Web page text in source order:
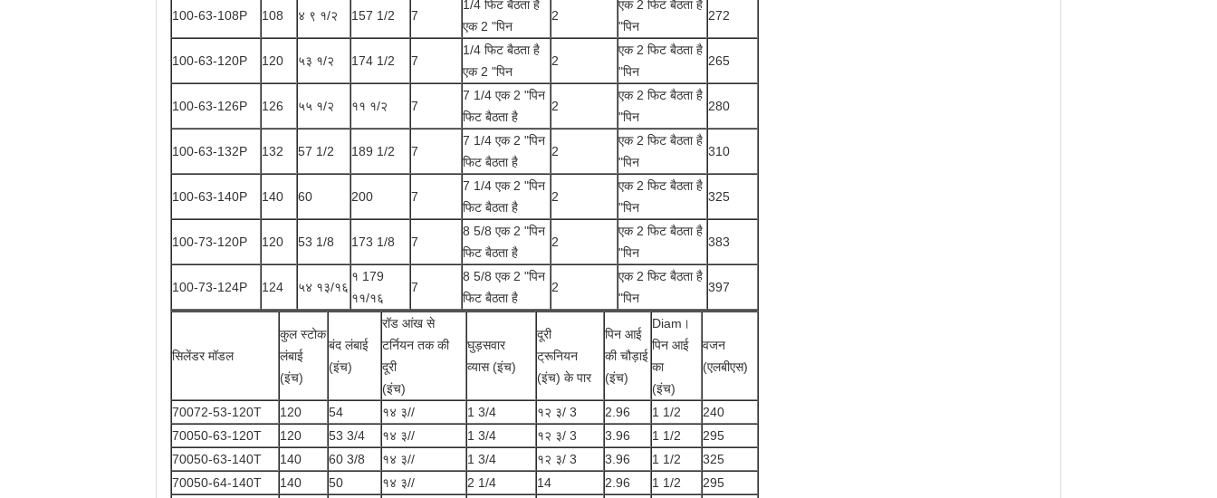
100-63-108P 108 ४ ९ १/२ 157 1/2 7
1/4 फिट बैठता है
एक 2 "पिन
2
एक 2 फिट बैठता है
"पिन
272
100-63-120P 120 ५३ १/२ 174 1/2 7
1/4 फिट बैठता है
एक 2 "पिन
2
एक 2 फिट बैठता है
"पिन
265
100-63-126P 126 ५५ १/२ ११ १/२ 7
7 1/4 एक 2 "पिन
फिट बैठता है
2
एक 2 फिट बैठता है
"पिन
280
100-63-132P 132 57 1/2 189 1/2 7
7 1/4 एक 2 "पिन
फिट बैठता है
2
एक 2 फिट बैठता है
"पिन
310
100-63-140P 140 60 200 7
7 1/4 एक 2 "पिन
फिट बैठता है
2
एक 2 फिट बैठता है
"पिन
325
100-73-120P 120 53 1/8 173 1/8 7
8 5/8 एक 2 "पिन
फिट बैठता है
2
एक 2 फिट बैठता है
"पिन
383
100-73-124P 124 ५४ १३/१६
१ 179
११/१६
7
8 5/8 एक 2 "पिन
फिट बैठता है
2
एक 2 फिट बैठता है
"पिन
397
सिलेंडर मॉडल
कुल स्टोक
लंबाई
(इंच)
बंद लंबाई
(इंच)
रॉड आंख से
टर्नियन तक की
दूरी
(इंच)
घुड़सवार
व्यास (इंच)
दूरी
ट्रूनियन
(इंच) के पार
पिन आई
की चौड़ाई
(इंच)
Diam।
पिन आई
का
(इंच)
वजन
(एलबीएस)
70072-53-120T 120 54 १४ ३// 1 3/4 १२ ३/ 3 2.96 1 1/2
240
70050-63-120T
120 53 3/4 १४ ३// 1 3/4 १२ ३/ 3 3.96 1 1/2
295
70050-63-140T
140 60 3/8 १४ ३// 1 3/4 १२ ३/ 3 3.96 1 1/2
325
70050-64-140T
140 50 १४ ३// 2 1/4 14 2.96 1 1/2
295